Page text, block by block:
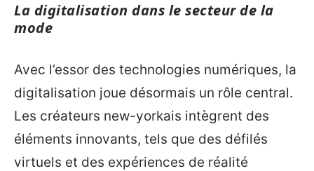
La digitalisation dans le secteur de la
mode
Avec l’essor des technologies numériques, la
digitalisation joue désormais un rôle central.
Les créateurs new-yorkais intègrent des
éléments innovants, tels que des défilés
virtuels et des expériences de réalité